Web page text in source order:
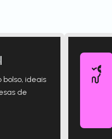
ideais
de